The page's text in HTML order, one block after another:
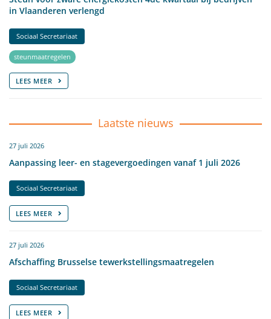
in Vlaanderen verlengd
Sociaal Secretariaat
steunmaatregelen
LEES MEER
Laatste nieuws
27 juli 2026
Aanpassing leer- en stagevergoedingen vanaf 1 juli 2026
Sociaal Secretariaat
LEES MEER
27 juli 2026
Afschaffing Brusselse tewerkstellingsmaatregelen
Sociaal Secretariaat
LEES MEER